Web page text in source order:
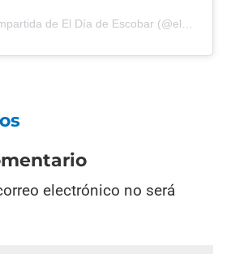
electrónico no será